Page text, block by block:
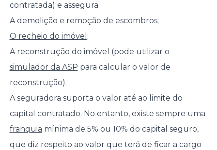
contratada) e assegura:
A demolição e remoção de escombros;
O recheio do imóvel ;
A reconstrução do imóvel (pode utilizar o
simulador da ASP para calcular o valor de
reconstrução).
A seguradora suporta o valor até ao limite do
capital contratado. No entanto, existe sempre uma
franquia mínima de 5% ou 10% do capital seguro,
que diz respeito ao valor que terá de ficar a cargo